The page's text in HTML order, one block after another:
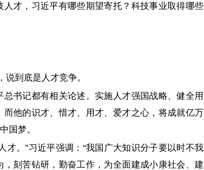
才，习近平有哪些期望寄托？科技事业取得哪些
到底是人才竞争。
记都有相关论述。实施人才强国战略、健全用
他的识才、惜才、用才、爱才之心，将成就亿万
国梦。
。”习近平强调：“我国广大知识分子要以时不我
刻苦钻研，勤奋工作，为全面建成小康社会、建